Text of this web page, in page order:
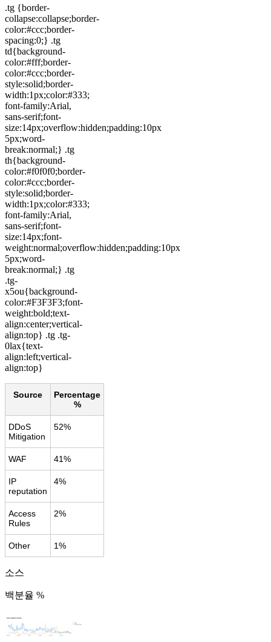
.tg {border-
collapse:collapse;border-
color:#ccc;border-
spacing:0;} .tg
td{background-
color:#fff;border-
color:#ccc;border-
style:solid;border-
width:1px;color:#333;
font-family:Arial,
sans-serif;font-
size:14px;overflow:hidden;padding:10px
5px;word-
break:normal;} .tg
th{background-
color:#f0f0f0;border-
color:#ccc;border-
style:solid;border-
width:1px;color:#333;
font-family:Arial,
sans-serif;font-
size:14px;font-
weight:normal;overflow:hidden;padding:10px
5px;word-
break:normal;} .tg
.tg-
x5ou{background-
color:#F3F3F3;font-
weight:bold;text-
align:center;vertical-
align:top} .tg .tg-
0lax{text-
align:left;vertical-
align:top}
Source
Percentage
%
DDoS
Mitigation
52%
WAF 41%
IP
reputation
4%
Access
Rules
2%
Other 1%
소스
백분율 %